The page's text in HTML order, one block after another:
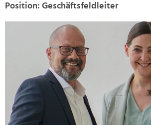
Position: Geschäftsfeldleiter